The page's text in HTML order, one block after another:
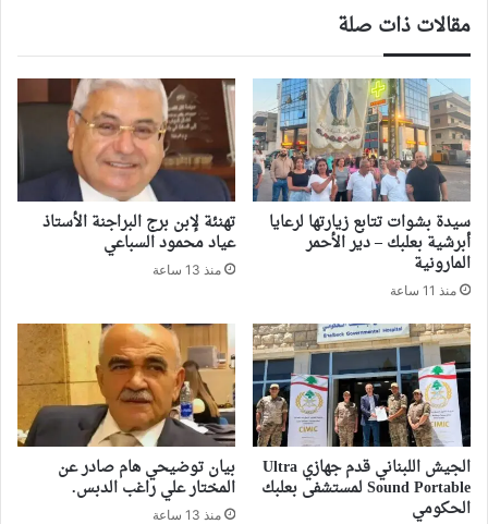
مقالات ذات صلة
سيدة بشوات تتابع زيارتها لرعايا
أبرشية بعلبك – دير الأحمر
المارونية
منذ 11 ساعة
تهنئة لإبن برج البراجنة الأستاذ
عياد محمود السباعي
منذ 13 ساعة
الجيش اللبناني قدم جهازي Ultra
Sound Portable لمستشفى بعلبك
الحكومي
بيان توضيحي هام صادر عن
المختار علي راغب الدبس.
منذ 13 ساعة